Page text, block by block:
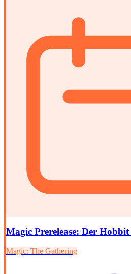
Magic Prerelease: Der Hobbit
Magic: The Gathering